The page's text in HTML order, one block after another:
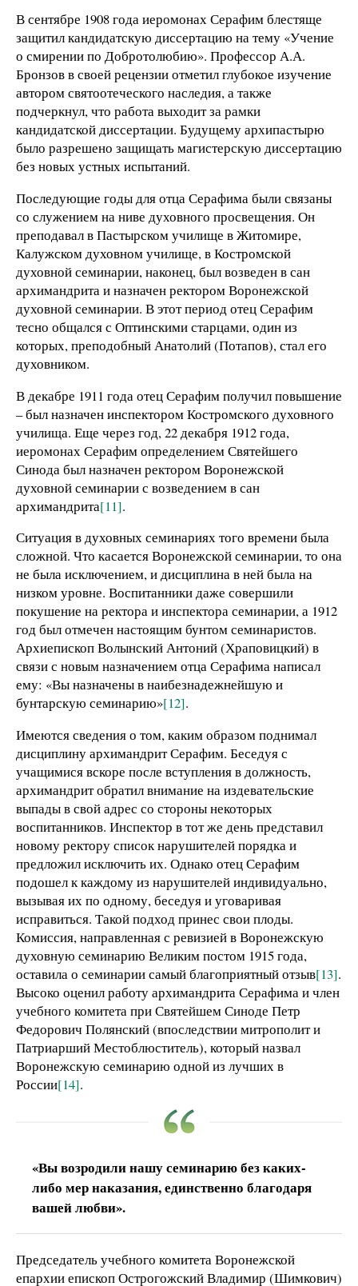
В сентябре 1908 года иеромонах Серафим блестяще
защитил кандидатскую диссертацию на тему «Учение
о смирении по Добротолюбию». Профессор А.А.
Бронзов в своей рецензии отметил глубокое изучение
автором святоотеческого наследия, а также
подчеркнул, что работа выходит за рамки
кандидатской диссертации. Будущему архипастырю
было разрешено защищать магистерскую диссертацию
без новых устных испытаний.
Последующие годы для отца Серафима были связаны
со служением на ниве духовного просвещения. Он
преподавал в Пастырском училище в Житомире,
Калужском духовном училище, в Костромской
духовной семинарии, наконец, был возведен в сан
архимандрита и назначен ректором Воронежской
духовной семинарии. В этот период отец Серафим
тесно общался с Оптинскими старцами, один из
которых, преподобный Анатолий (Потапов), стал его
духовником.
В декабре 1911 года отец Серафим получил повышение
– был назначен инспектором Костромского духовного
училища. Еще через год, 22 декабря 1912 года,
иеромонах Серафим определением Святейшего
Синода был назначен ректором Воронежской
духовной семинарии с возведением в сан
архимандрита[11].
Ситуация в духовных семинариях того времени была
сложной. Что касается Воронежской семинарии, то она
не была исключением, и дисциплина в ней была на
низком уровне. Воспитанники даже совершили
покушение на ректора и инспектора семинарии, а 1912
год был отмечен настоящим бунтом семинаристов.
Архиепископ Волынский Антоний (Храповицкий) в
связи с новым назначением отца Серафима написал
ему: «Вы назначены в наибезнадежнейшую и
бунтарскую семинарию»[12].
Имеются сведения о том, каким образом поднимал
дисциплину архимандрит Серафим. Беседуя с
учащимися вскоре после вступления в должность,
архимандрит обратил внимание на издевательские
выпады в свой адрес со стороны некоторых
воспитанников. Инспектор в тот же день представил
новому ректору список нарушителей порядка и
предложил исключить их. Однако отец Серафим
подошел к каждому из нарушителей индивидуально,
вызывая их по одному, беседуя и уговаривая
исправиться. Такой подход принес свои плоды.
Комиссия, направленная с ревизией в Воронежскую
духовную семинарию Великим постом 1915 года,
оставила о семинарии самый благоприятный отзыв[13].
Высоко оценил работу архимандрита Серафима и член
учебного комитета при Святейшем Синоде Петр
Федорович Полянский (впоследствии митрополит и
Патриарший Местоблюститель), который назвал
Воронежскую семинарию одной из лучших в
России[14].
«Вы возродили нашу семинарию без каких-
либо мер наказания, единственно благодаря
вашей любви».
Председатель учебного комитета Воронежской
епархии епископ Острогожский Владимир (Шимкович)